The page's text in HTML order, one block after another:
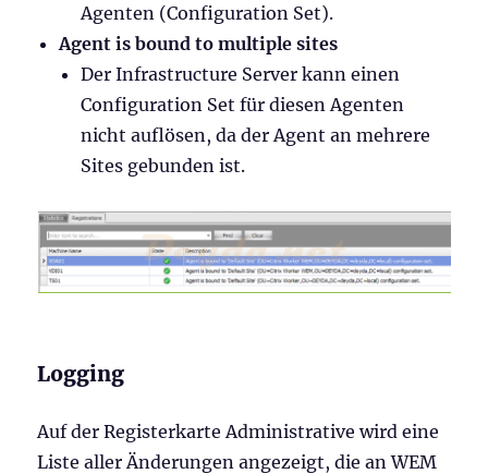
Agenten (Configuration Set).
Agent is bound to multiple sites
Der Infrastructure Server kann einen
Configuration Set für diesen Agenten
nicht auflösen, da der Agent an mehrere
Sites gebunden ist.
Logging
Auf der Registerkarte Administrative wird eine
Liste aller Änderungen angezeigt, die an WEM